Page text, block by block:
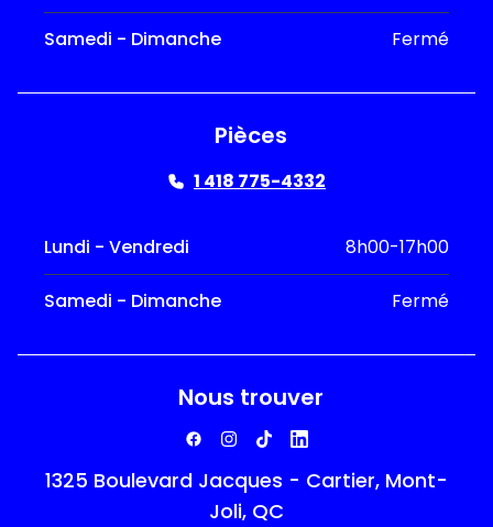
Samedi - Dimanche Fermé
Pièces
1 418 775-4332
Lundi - Vendredi 8h00-17h00
Samedi - Dimanche Fermé
Nous trouver
1325 Boulevard Jacques - Cartier, Mont-
Joli, QC